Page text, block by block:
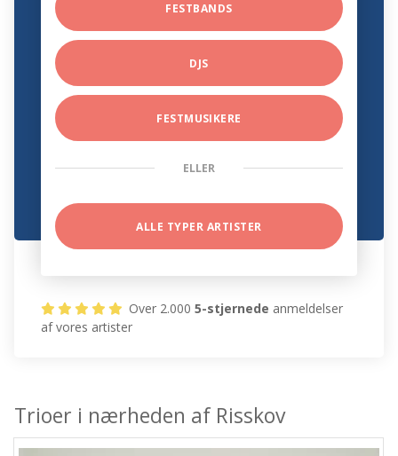
FESTBANDS
DJS
FESTMUSIKERE
ELLER
ALLE TYPER ARTISTER
Over 2.0005-stjernede anmeldelser
af vores artister
Trioer i nærheden af Risskov